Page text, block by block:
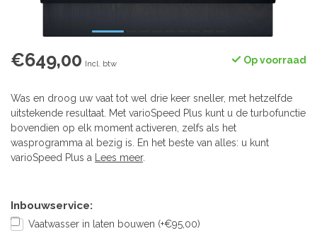
€649,00 Incl. btw Op voorraad
Was en droog uw vaat tot wel drie keer sneller, met hetzelfde
uitstekende resultaat. Met varioSpeed ​​Plus kunt u de turbofunctie
bovendien op elk moment activeren, zelfs als het
wasprogramma al bezig is. En het beste van alles: u kunt
varioSpeed ​​Plus a Lees meer.
Inbouwservice:
Vaatwasser in laten bouwen (+€95,00)